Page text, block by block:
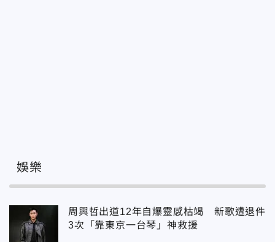
娛樂
周興哲出道12年自爆靈感枯竭 新歌遭退件
3次「靠東京一台琴」神救援